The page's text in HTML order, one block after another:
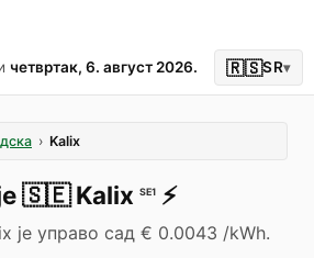
четвртак, 6. август 2026. 🇷🇸SR▾
› Kalix
🇸🇪 Kalix SE1 ⚡️
је управо сад € 0.0043 /kWh.